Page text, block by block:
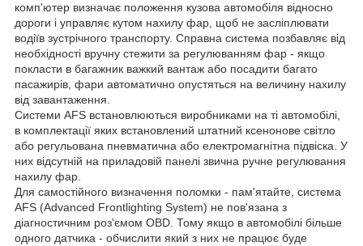
комп'ютер визначає положення кузова автомобіля відносно
дороги і управляє кутом нахилу фар, щоб не засліплювати
водіїв зустрічного транспорту. Справна система позбавляє від
необхідності вручну стежити за регулюванням фар - якщо
покласти в багажник важкий вантаж або посадити багато
пасажирів, фари автоматично опустяться на величину нахилу
від завантаження.
Системи AFS встановлюються виробниками на ті автомобілі,
в комплектації яких встановлений штатний ксенонове світло
або регульована пневматична або електромагнітна підвіска. У
них відсутній на приладовій панелі звична ручне регулювання
нахилу фар.
Для самостійного визначення поломки - пам'ятайте, система
AFS (Advanced Frontlighting System) не пов'язана з
діагностичним роз'ємом OBD. Тому якщо в автомобілі більше
одного датчика - обчислити який з них не працює буде